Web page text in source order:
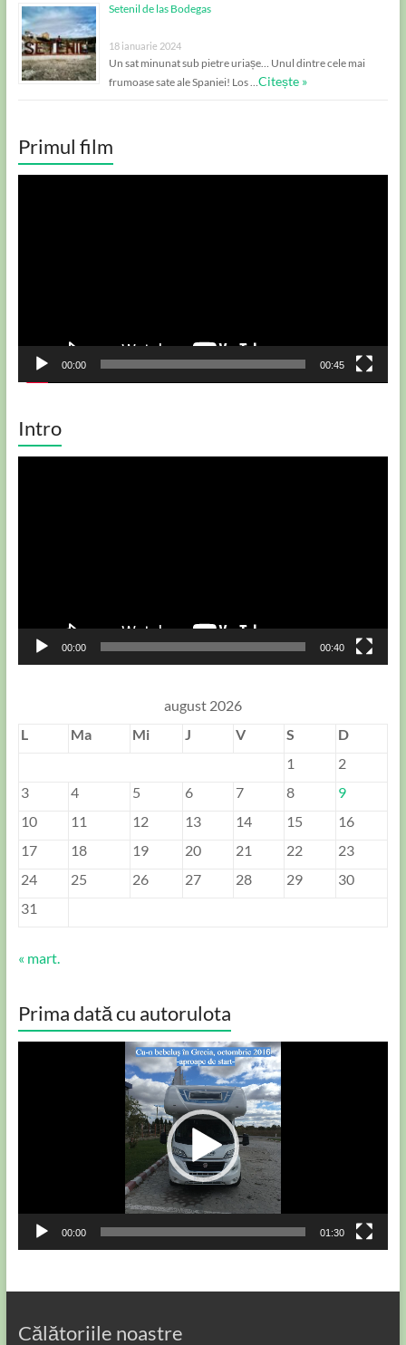
Setenil de las Bodegas
18 ianuarie 2024
Un sat minunat sub pietre uriașe… Unul dintre cele mai
frumoase sate ale Spaniei! Los … Citește »
Primul film
00:00 00:45
Intro
00:00 00:40
august 2026
L
Ma Mi J V S
D
1
2
3
4 5 6 7 8
9
10
11 12 13 14 15
16
17
18 19 20 21 22
23
24
25 26 27 28 29
30
31
« mart.
Prima dată cu autorulota
00:00 01:30
Călătoriile noastre